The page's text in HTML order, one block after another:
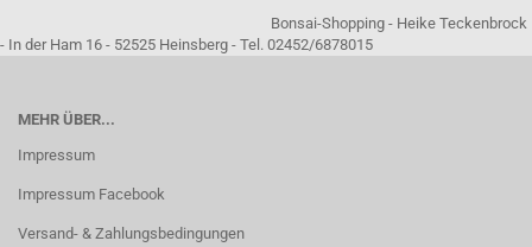
Bonsai-Shopping - Heike Teckenbrock
- In der Ham 16 - 52525 Heinsberg - Tel. 02452/6878015
MEHR ÜBER...
Impressum
Impressum Facebook
Versand- & Zahlungsbedingungen